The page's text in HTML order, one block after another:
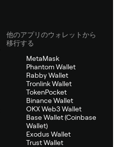
他のアプリのウォレットから
移行する
MetaMask
Phantom Wallet
Rabby Wallet
Tronlink Wallet
TokenPocket
Binance Wallet
OKX Web3 Wallet
Base Wallet (Coinbase
Wallet)
Exodus Wallet
Trust Wallet